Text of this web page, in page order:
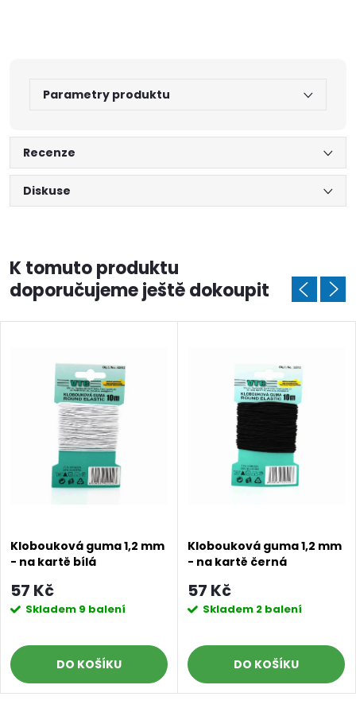
Parametry produktu
Recenze
Diskuse
K tomuto produktu
doporučujeme ještě dokoupit
Klobouková guma 1,2 mm
- na kartě bílá
57 Kč
Skladem 9 balení
DO KOŠÍKU
Klobouková guma 1,2 mm
- na kartě černá
57 Kč
Skladem 2 balení
DO KOŠÍKU